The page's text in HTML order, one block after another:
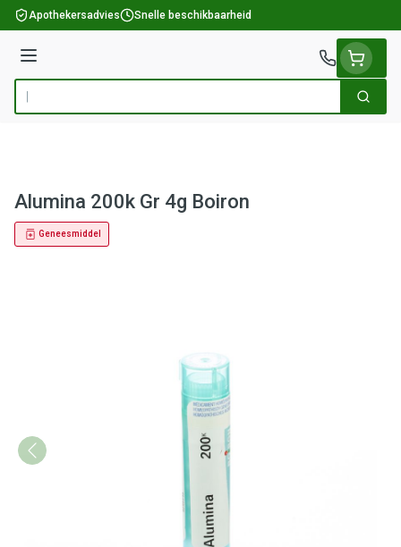
Ga naar de inhoud
Apothekersadvies Snelle beschikbaarheid
Menu
Product, merk, categorie... Zoek
Alumina 200k Gr 4g Boiron
Geneesmiddel